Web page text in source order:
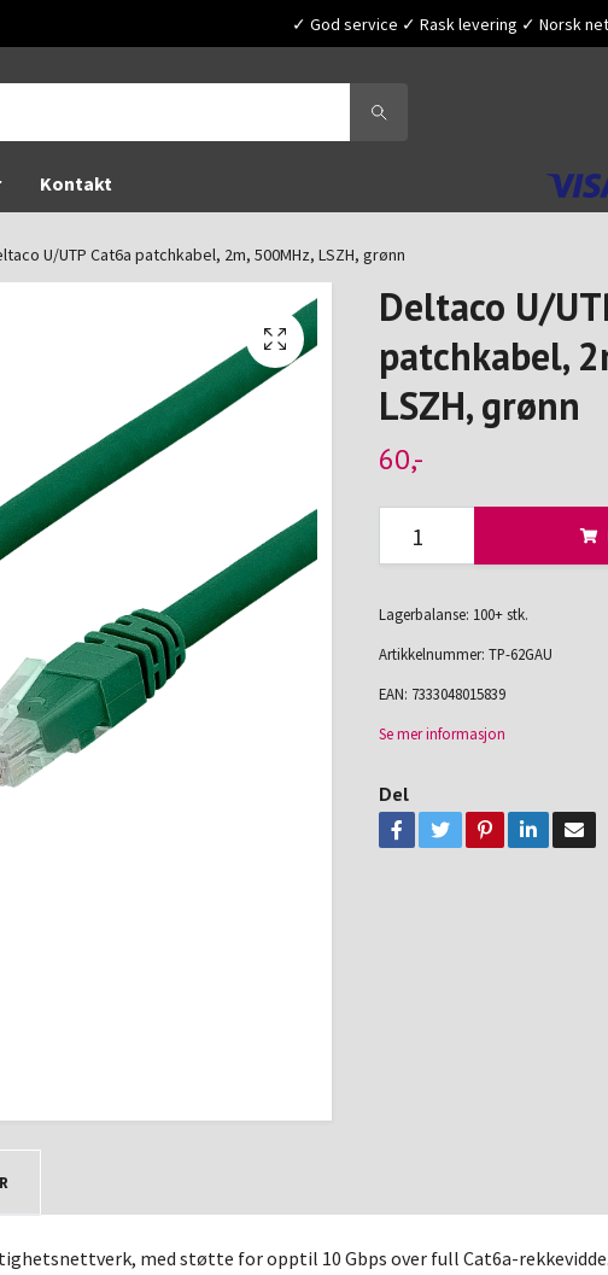
✓ God service ✓ Rask levering ✓ Norsk
Kontakt
U/UTP Cat6a patchkabel, 2m, 500MHz, LSZH, grønn
Deltaco U/
patchkabel,
LSZH, grønn
60,-
Lagerbalanse: 100+ stk.
Artikkelnummer: TP-62GAU
EAN: 7333048015839
Se mer informasjon
Del
med støtte for opptil 10 Gbps over full Cat6a-rekkevidde.